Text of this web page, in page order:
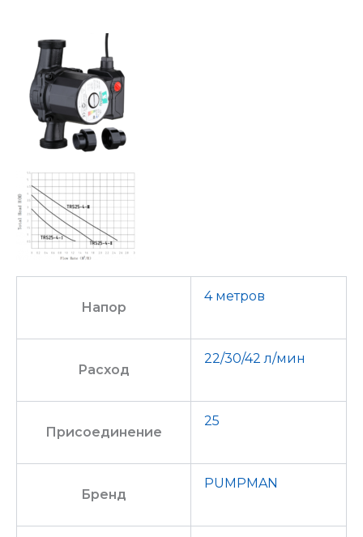
Напор
4 метров
Расход
22/30/42 л/мин
Присоединение
25
Бренд
PUMPMAN